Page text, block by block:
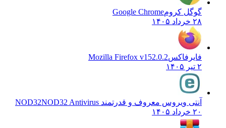
گوگل کرومGoogle Chrome
۲۸ خرداد ۱۴۰۵
فایرفاکسMozilla Firefox v152.0.2
۲ تیر ۱۴۰۵
آنتی ویروس معروف و قدرتمند NOD32 NOD32 Antivirus
۲۰ خرداد ۱۴۰۵